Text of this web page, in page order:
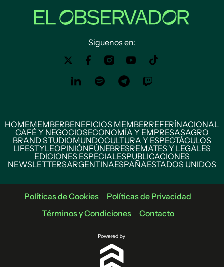
Siguenos en:
HOMEMEMBERBENEFICIOS MEMBERREFERÍNACIONAL
CAFÉ Y NEGOCIOSECONOMÍA Y EMPRESASAGRO
BRAND STUDIOMUNDOCULTURA Y ESPECTÁCULOS
LIFESTYLEOPINIÓNFÚNEBRESREMATES Y LEGALES
EDICIONES ESPECIALESPUBLICACIONES
NEWSLETTERSARGENTINAESPAÑAESTADOS UNIDOS
Políticas de Cookies
Políticas de Privacidad
Términos y Condiciones
Contacto